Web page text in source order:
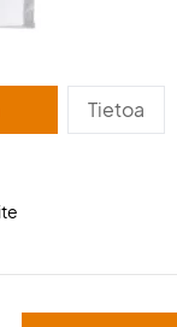
Tietoa